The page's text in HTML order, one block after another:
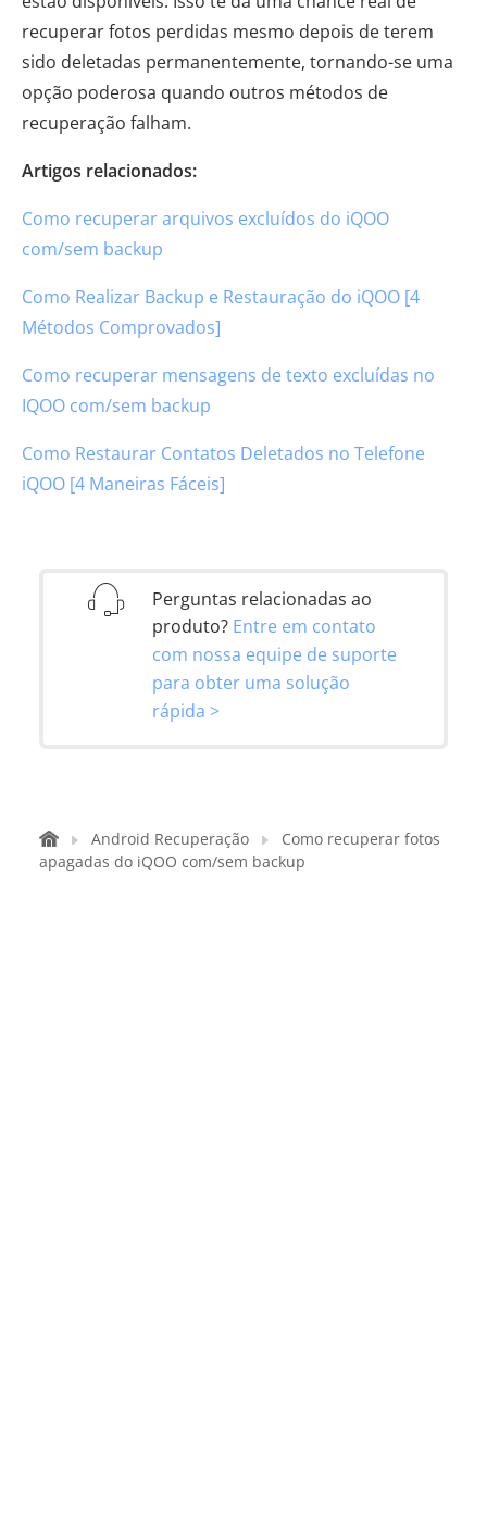
recuperar fotos perdidas mesmo depois de terem
sido deletadas permanentemente, tornando-se uma
opção poderosa quando outros métodos de
recuperação falham.
Artigos relacionados:
Como recuperar arquivos excluídos do iQOO
com/sem backup
Como Realizar Backup e Restauração do iQOO [4
Métodos Comprovados]
Como recuperar mensagens de texto excluídas no
IQOO com/sem backup
Como Restaurar Contatos Deletados no Telefone
iQOO [4 Maneiras Fáceis]
Perguntas relacionadas ao
produto? Entre em contato
com nossa equipe de suporte
para obter uma solução
rápida >
Android Recuperação
Como recuperar fotos
apagadas do iQOO com/sem backup